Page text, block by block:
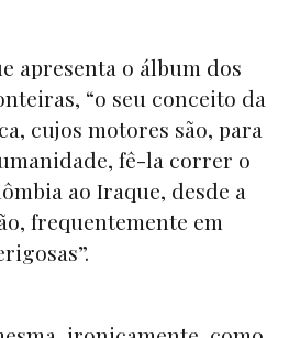
apresenta o álbum dos
“o seu conceito da
cujos motores são, para
fê-la correr o
ao Iraque, desde a
frequentemente em